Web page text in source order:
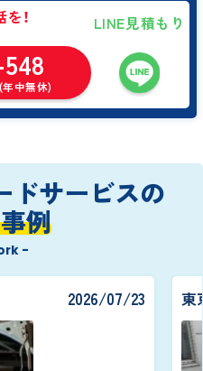
！
(年中無休)
LINE見積もり
ドサービスの
例
-
2026/07/23 東